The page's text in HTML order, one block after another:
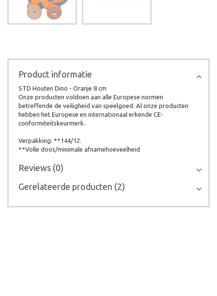
Product informatie
STD Houten Dino - Oranje 8 cm
Onze producten voldoen aan alle Europese normen
betreffende de veiligheid van speelgoed. Al onze producten
hebben het Europese en internationaal erkende CE-
conformiteitskeurmerk.
Verpakking: **144/12.
**Volle doos/minimale afnamehoeveelheid
Reviews (0)
Gerelateerde producten (2)